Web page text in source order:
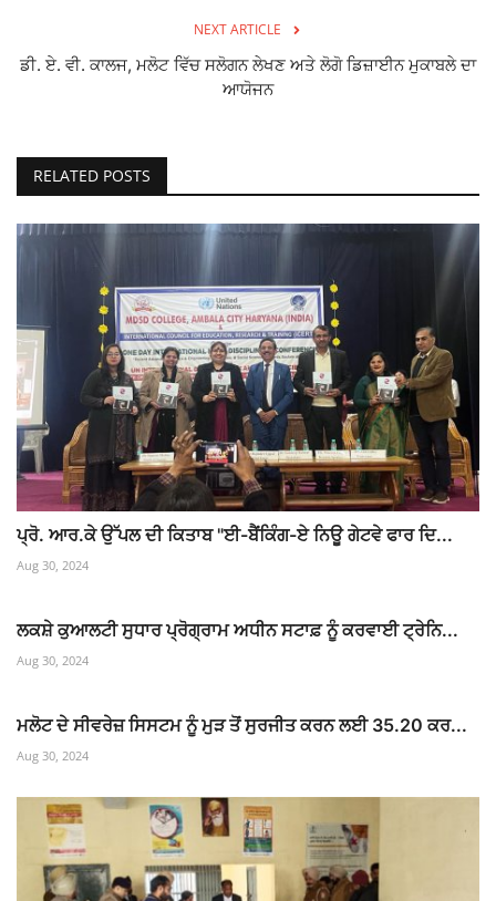
NEXT ARTICLE
ਡੀ. ਏ. ਵੀ. ਕਾਲਜ, ਮਲੋਟ ਵਿੱਚ ਸਲੋਗਨ ਲੇਖਣ ਅਤੇ ਲੋਗੋ ਡਿਜ਼ਾਈਨ ਮੁਕਾਬਲੇ ਦਾ
ਆਯੋਜਨ
RELATED POSTS
ਪ੍ਰੋ. ਆਰ.ਕੇ ਉੱਪਲ ਦੀ ਕਿਤਾਬ "ਈ-ਬੈਂਕਿੰਗ-ਏ ਨਿਊ ਗੇਟਵੇ ਫਾਰ ਦਿ...
Aug 30, 2024
ਲਕਸ਼ੇ ਕੁਆਲਟੀ ਸੁਧਾਰ ਪ੍ਰੋਗ੍ਰਾਮ ਅਧੀਨ ਸਟਾਫ਼ ਨੂੰ ਕਰਵਾਈ ਟ੍ਰੇਨਿ...
Aug 30, 2024
ਮਲੋਟ ਦੇ ਸੀਵਰੇਜ਼ ਸਿਸਟਮ ਨੂੰ ਮੁੜ ਤੋਂ ਸੁਰਜੀਤ ਕਰਨ ਲਈ 35.20 ਕਰ...
Aug 30, 2024